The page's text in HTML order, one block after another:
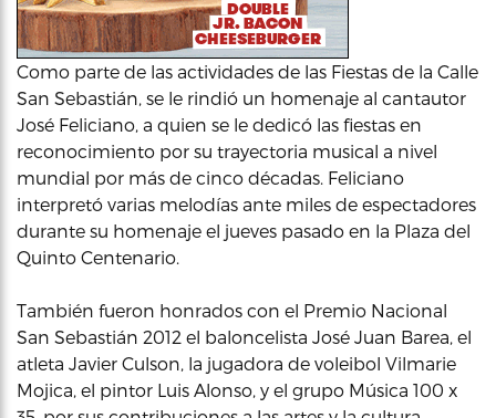
Como parte de las actividades de las Fiestas de la Calle
San Sebastián, se le rindió un homenaje al cantautor
José Feliciano, a quien se le dedicó las fiestas en
reconocimiento por su trayectoria musical a nivel
mundial por más de cinco décadas. Feliciano
interpretó varias melodías ante miles de espectadores
durante su homenaje el jueves pasado en la Plaza del
Quinto Centenario.
También fueron honrados con el Premio Nacional
San Sebastián 2012 el baloncelista José Juan Barea, el
atleta Javier Culson, la jugadora de voleibol Vilmarie
Mojica, el pintor Luis Alonso, y el grupo Música 100 x